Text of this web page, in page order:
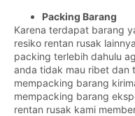
Packing Barang
Karena terdapat barang
resiko rentan rusak
packing terlebih dahulu
anda tidak mau ribet dan
mempacking barang
mempacking barang
rentan rusak kami